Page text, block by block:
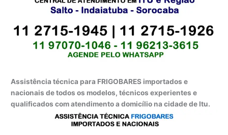
Assistência técnica para FRIGOBARES importados e
nacionais de todos os modelos, técnicos experientes e
qualificados com atendimento a domicílio na cidade de Itu.